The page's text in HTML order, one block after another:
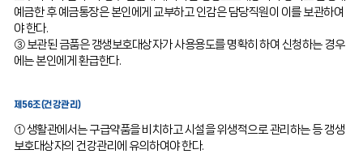
예금한 후 예금통장은 본인에게 교부하고 인감은 담당직원이 이를 보관하여
야 한다.
③ 보관된 금품은 갱생보호대상자가 사용용도를 명확히 하여 신청하는 경우
에는 본인에게 환급한다.
제56조(건강관리)
① 생활관에서는 구급약품을 비치하고 시설을 위생적으로 관리하는 등 갱생
보호대상자의 건강관리에 유의하여야 한다.